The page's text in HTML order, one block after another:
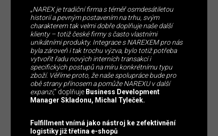
„NAREX je tradiční firma s téměř osmdesátiletou
historií a pevným postavením na trhu, svým
charakterem tak velmi dobře doplňuje naše další
klienty – totiž české firmy s často vlastními
unikátními produkty. Integrace s NAREXEM pro nás
byla zároveň i tak trochu výzva, bylo totiž potřeba
vytvořit řadu nových interních transakcí i
specifických postupů na míru konkrétnímu typu
zboží. Věříme proto, že naše spolupráce bude pro
obě strany přínosem a pomůže NAREXU v další
expanzi,“ doplňuje Business Development
Manager Skladonu, Michal Tyleček.
Fulfillment vnímá jako nástroj ke zefektivnění
logistiky již třetina e-shopů